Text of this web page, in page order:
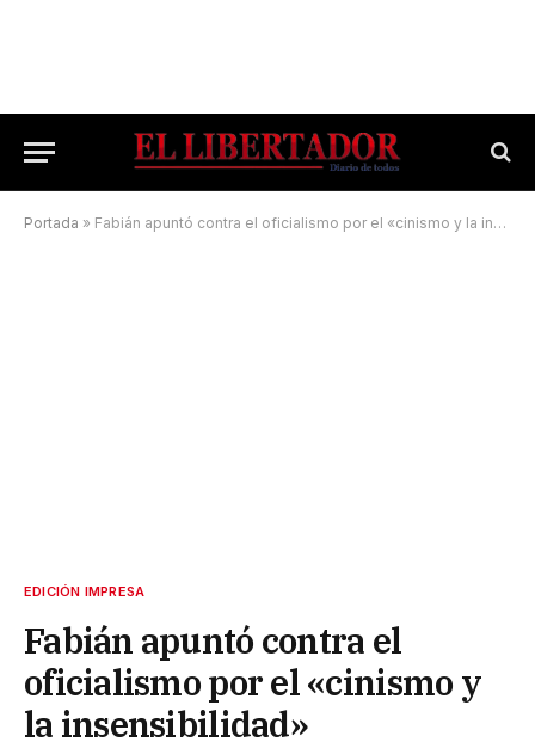
Portada » Fabián apuntó contra el oficialismo por el «cinismo y la insensibilidad»
EDICIÓN IMPRESA
Fabián apuntó contra el
oficialismo por el «cinismo y
la insensibilidad»